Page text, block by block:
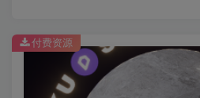
付费资源